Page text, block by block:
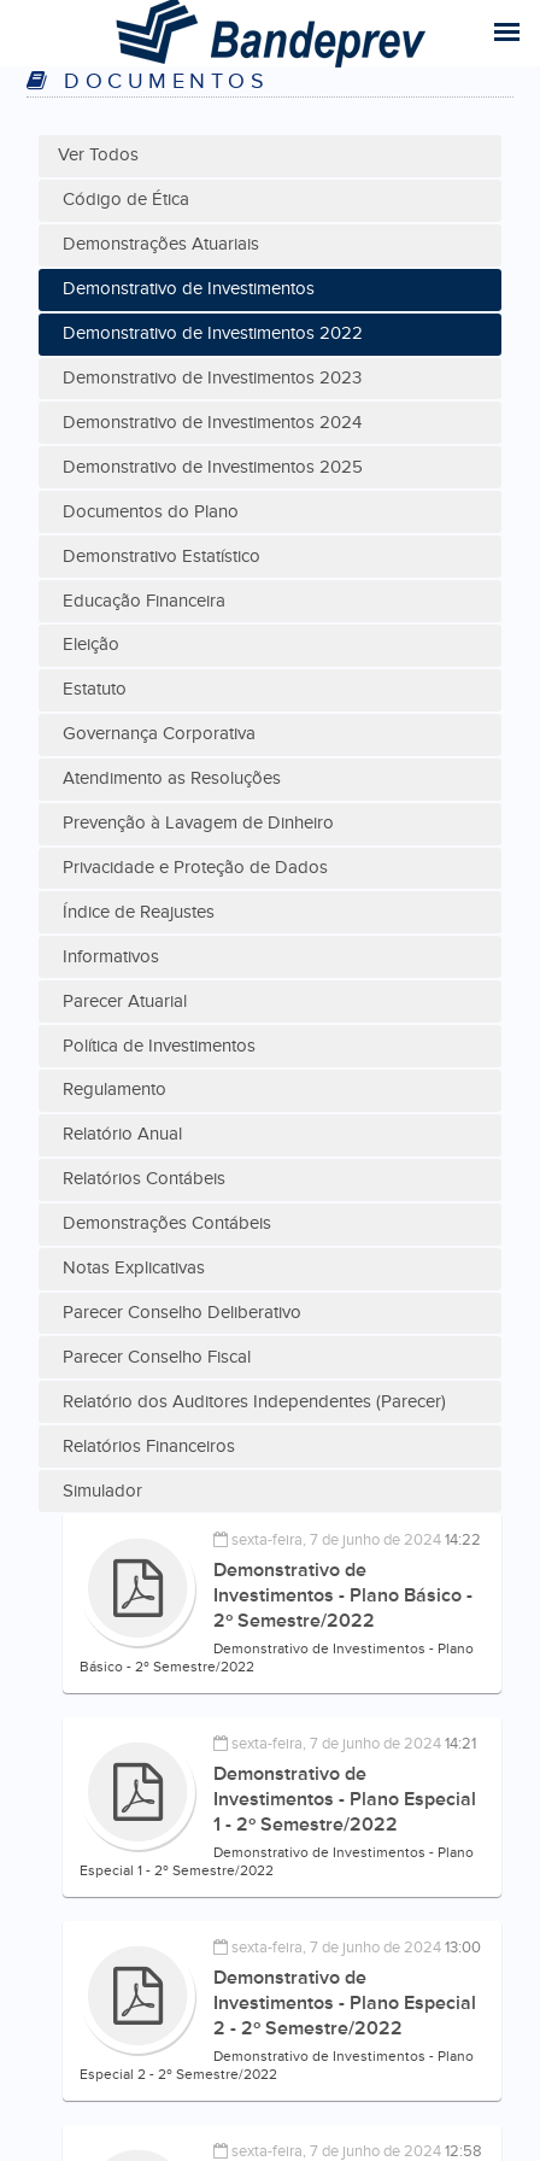
DOCUMENTOS
Ver Todos
Código de Ética
Demonstrações Atuariais
Demonstrativo de Investimentos
Demonstrativo de Investimentos 2022
Demonstrativo de Investimentos 2023
Demonstrativo de Investimentos 2024
Demonstrativo de Investimentos 2025
Documentos do Plano
Demonstrativo Estatístico
Educação Financeira
Eleição
Estatuto
Governança Corporativa
Atendimento as Resoluções
Prevenção à Lavagem de Dinheiro
Privacidade e Proteção de Dados
Índice de Reajustes
Informativos
Parecer Atuarial
Política de Investimentos
Regulamento
Relatório Anual
Relatórios Contábeis
Demonstrações Contábeis
Notas Explicativas
Parecer Conselho Deliberativo
Parecer Conselho Fiscal
Relatório dos Auditores Independentes (Parecer)
Relatórios Financeiros
Simulador
sexta-feira, 7 de junho de 202414:22
Demonstrativo de
Investimentos - Plano Básico -
2º Semestre/2022
Demonstrativo de Investimentos - Plano
Básico - 2º Semestre/2022
sexta-feira, 7 de junho de 202414:21
Demonstrativo de
Investimentos - Plano Especial
1 - 2º Semestre/2022
Demonstrativo de Investimentos - Plano
Especial 1 - 2º Semestre/2022
sexta-feira, 7 de junho de 202413:00
Demonstrativo de
Investimentos - Plano Especial
2 - 2º Semestre/2022
Demonstrativo de Investimentos - Plano
Especial 2 - 2º Semestre/2022
sexta-feira, 7 de junho de 202412:58